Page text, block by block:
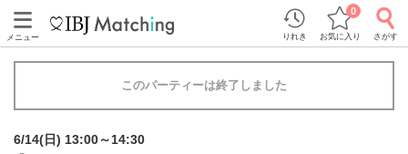
メニュー りれき お気に入り
0
さがす
このパーティーは終了しました
6/14(日) 13:00～14:30